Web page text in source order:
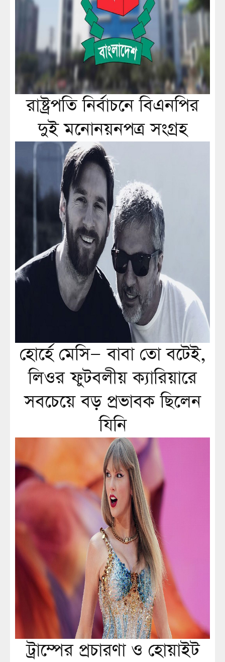
রাষ্ট্রপতি নির্বাচনে বিএনপির
দুই মনোনয়নপত্র সংগ্রহ
হোর্হে মেসি— বাবা তো বটেই,
লিওর ফুটবলীয় ক্যারিয়ারে
সবচেয়ে বড় প্রভাবক ছিলেন
যিনি
ট্রাম্পের প্রচারণা ও হোয়াইট